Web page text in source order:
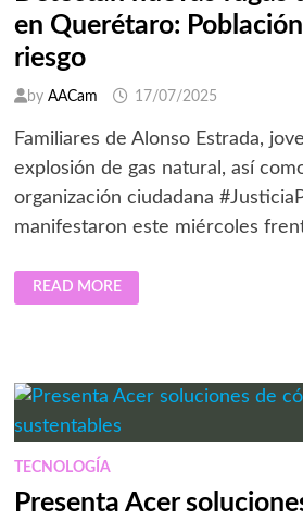
en Querétaro:
riesgo
by AACam 17/07/2025
Familiares de Alonso Estrada,
explosión de gas natural, así
organización ciudadana
manifestaron este miércoles
DETECTAN
NUEVAS
FUGAS
QUERÉTARO:
POBLACIÓN
ESTÁ
EN
RIESGO
READ MORE
TECNOLOGÍA
Presenta Acer